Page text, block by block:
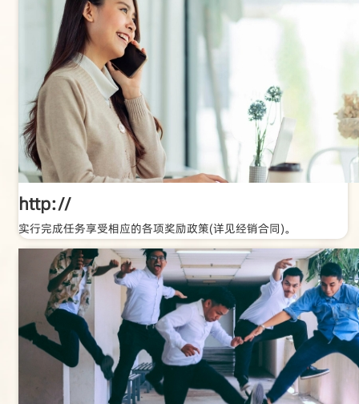
http://
实行完成任务享受相应的各项奖励政策(详见经销合同)。